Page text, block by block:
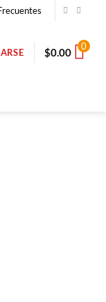
$0.00 0